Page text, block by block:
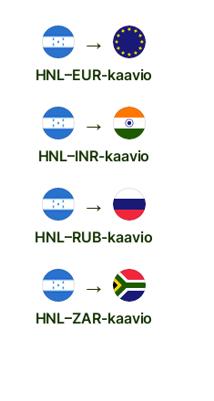
→
HNL–EUR-kaavio
→
HNL–INR-kaavio
→
HNL–RUB-kaavio
→
HNL–ZAR-kaavio